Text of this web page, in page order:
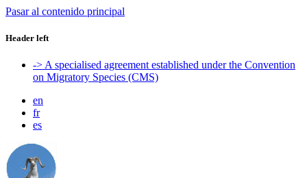
Pasar al contenido principal
Header left
-> A specialised agreement established under the Convention
on Migratory Species (CMS)
en
fr
es